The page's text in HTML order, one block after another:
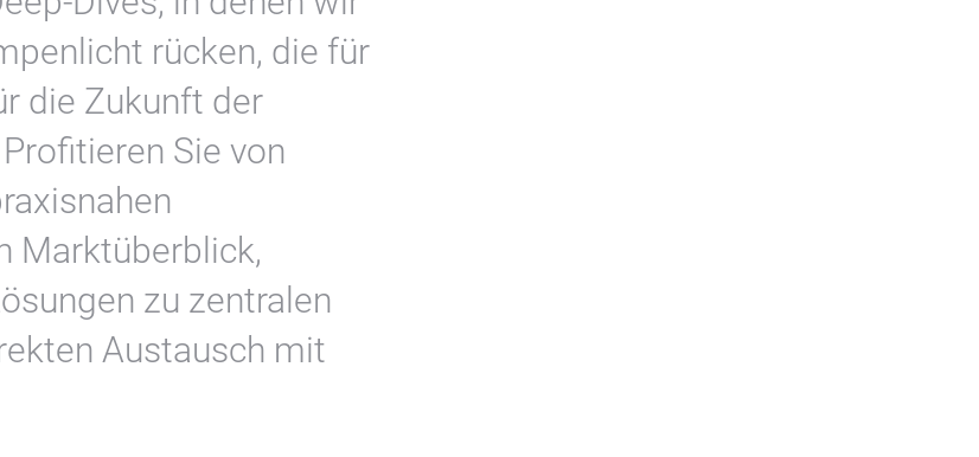
rücken, die für
die Zukunft der
Sie von
Marktüberblick,
zu zentralen
Austausch mit